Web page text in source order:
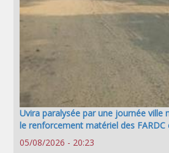
Uvira paralysée par une journée ville
le renforcement matériel des FARDC
05/08/2026 - 20:23